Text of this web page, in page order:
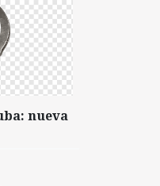
nueva